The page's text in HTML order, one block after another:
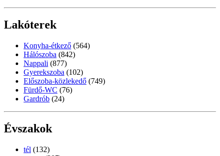
Lakóterek
Konyha-étkező (564)
Hálószoba (842)
Nappali (877)
Gyerekszoba (102)
Előszoba-közlekedő (749)
Fürdő-WC (76)
Gardrób (24)
Évszakok
tél (132)